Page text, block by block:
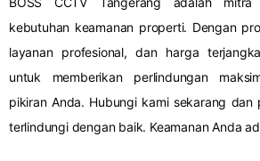
kebutuhan keamanan properti. Dengan
layanan profesional, dan harga
untuk memberikan perlindungan
pikiran Anda. Hubungi kami sekarang dan
terlindungi dengan baik. Keamanan Anda